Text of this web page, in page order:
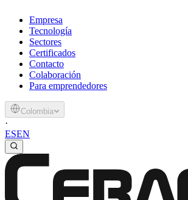
Empresa
Tecnología
Sectores
Certificados
Contacto
Colaboración
Para emprendedores
Colombia
·
ESEN